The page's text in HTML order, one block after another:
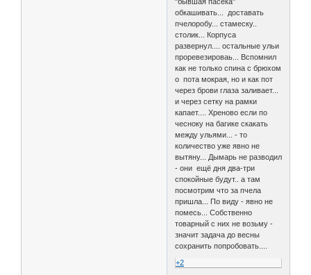
обкашивать... доставать
пчелоробу... стамеску..
столик... Корпуса
развернул.... остальные ульи
проревезироваь... Вспомнил
как не только спина с брюхом
о пота мокрая, но и как пот
через брови глаза заливает...
и через сетку на рамки
капает.... Хреново если по
чесноку на багике скакать
между ульями... - то
количество уже явно не
вытяну... Дымарь не разводил
- они ещё дня два-три
спокойные будут.. а там
посмотрим что за пчела
пришла... По виду - явно не
помесь... Собственно
товарный с них не возьму -
значит задача до весны
сохранить попробовать....
+2